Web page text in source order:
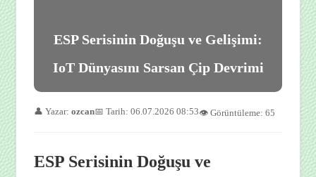
ESP Serisinin Doğuşu ve Gelişimi:
IoT Dünyasını Sarsan Çip Devrimi
👤 Yazar:ozcan📅 Tarih: 06.07.2026 08:53👁️ Görüntüleme: 65
ESP Serisinin Doğuşu ve